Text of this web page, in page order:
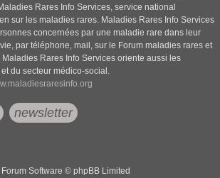
Rares Info Services, service national
sur les maladies rares. Maladies Rares Info Services
concernées par une maladie rare dans leur
par téléphone, mail, sur le Forum maladies rares et
Rares Info Services oriente aussi les
du secteur médico-social.
newsletter
Software © phpBB Limited